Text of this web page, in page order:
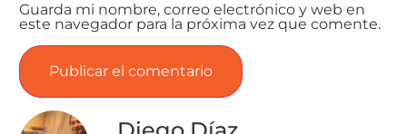
Guarda mi nombre, correo electrónico y web en
este navegador para la próxima vez que comente.